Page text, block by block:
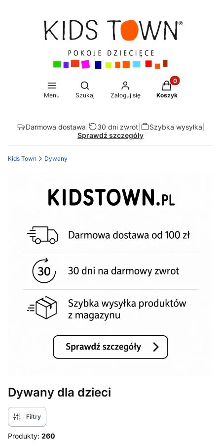
Menu
Otwórz wyszukiwarkę
Szukaj Zaloguj się
Produkty w
Koszyk
Darmowa dostawa 30 dni zwrot| Szybka wysyłka
Sprawdź szczegóły
Kids Town Dywany
Dywany dla dzieci
Filtry
Produkty: 260